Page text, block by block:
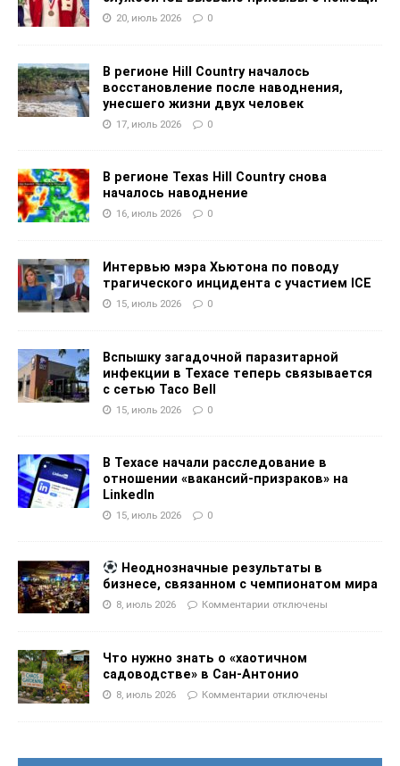
20, июль 2026 0
В регионе Hill Country началось
восстановление после наводнения,
унесшего жизни двух человек
17, июль 2026 0
В регионе Texas Hill Country снова
началось наводнение
16, июль 2026 0
Интервью мэра Хьютона по поводу
трагического инцидента с участием ICE
15, июль 2026 0
Вспышку загадочной паразитарной
инфекции в Техасе теперь связывается
с сетью Taco Bell
15, июль 2026 0
В Техасе начали расследование в
отношении «вакансий-призраков» на
LinkedIn
15, июль 2026 0
Неоднозначные результаты в
бизнесе, связанном с чемпионатом мира
8, июль 2026 Комментарии отключены
Что нужно знать о «хаотичном
садоводстве» в Сан-Антонио
8, июль 2026 Комментарии отключены